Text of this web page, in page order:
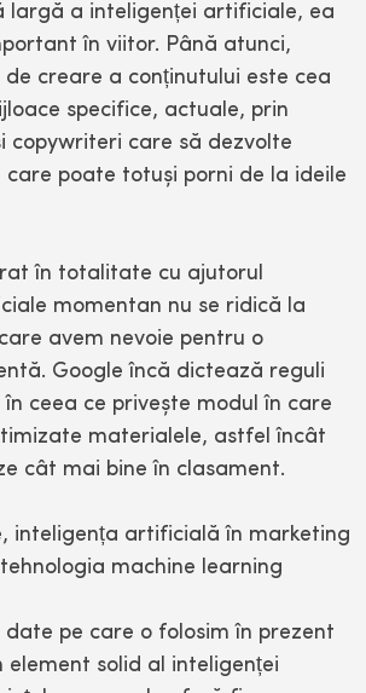
largă a inteligenței artificiale, ea
în viitor. Până atunci,
creare a conținutului este cea
specifice, actuale, prin
copywriteri care să dezvolte
care poate totuși porni de la ideile
în totalitate cu ajutorul
momentan nu se ridică la
avem nevoie pentru o
Google încă dictează reguli
ceea ce privește modul în care
materialele, astfel încât
cât mai bine în clasament.
inteligența artificială în marketing
machine learning
date pe care o folosim în prezent
element solid al inteligenței